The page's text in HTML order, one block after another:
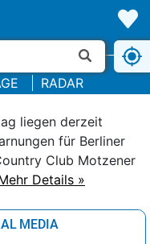
RADAR
liegen derzeit
für Berliner
Club Motzener
Details »
MEDIA